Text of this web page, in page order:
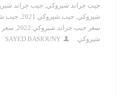
جيب جراند شيروكي, جيب جراند شيروكي
شيروكي, جيب شيروكي 2021 , جيب
سعر جيب جراند شيروكي 2022
, سعر
شيروكي
SAYED BASIOUNY